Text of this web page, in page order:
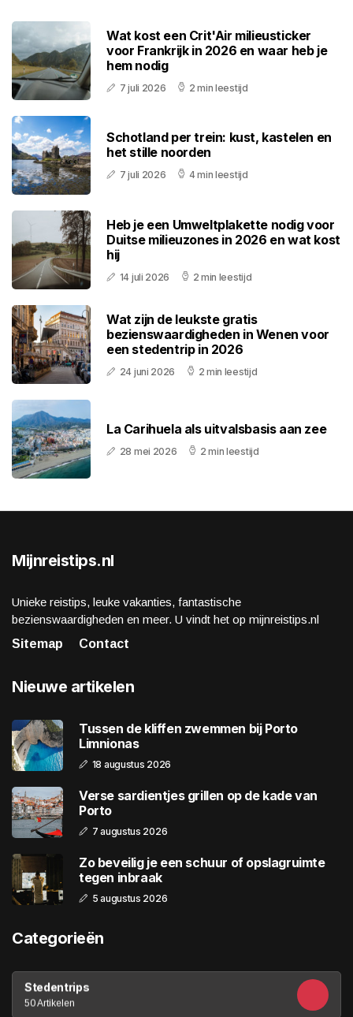
Wat kost een Crit'Air milieusticker
voor Frankrijk in 2026 en waar heb je
hem nodig
7 juli 2026 2 min leestijd
Schotland per trein: kust, kastelen en
het stille noorden
7 juli 2026 4 min leestijd
Heb je een Umweltplakette nodig voor
Duitse milieuzones in 2026 en wat kost
hij
14 juli 2026 2 min leestijd
Wat zijn de leukste gratis
bezienswaardigheden in Wenen voor
een stedentrip in 2026
24 juni 2026 2 min leestijd
La Carihuela als uitvalsbasis aan zee
28 mei 2026 2 min leestijd
Mijnreistips.nl
Unieke reistips, leuke vakanties, fantastische
bezienswaardigheden en meer. U vindt het op mijnreistips.nl
Sitemap
Contact
Nieuwe artikelen
Tussen de kliffen zwemmen bij Porto
Limnionas
18 augustus 2026
Verse sardientjes grillen op de kade van
Porto
7 augustus 2026
Zo beveilig je een schuur of opslagruimte
tegen inbraak
5 augustus 2026
Categorieën
Stedentrips
50 Artikelen